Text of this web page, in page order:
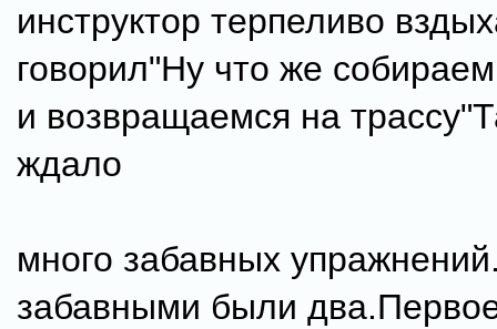
инструктор терпеливо
говорил"Ну что же
и возвращаемся на
ждало
много забавных
забавными были